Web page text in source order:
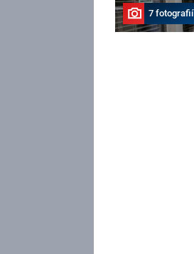
7 fotografií